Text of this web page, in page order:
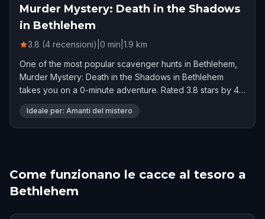
Murder Mystery: Death in the Shadows
in Bethlehem
3.8 (4 recensioni) 0 min 1.9 km
One of the most popular scavenger hunts in Bethlehem,
Murder Mystery: Death in the Shadows in Bethlehem
takes you on a 0-minute adventure. Rated 3.8 stars by 4
players.
Ideale per: Amanti del mistero
Come funzionano le cacce al tesoro a
Bethlehem